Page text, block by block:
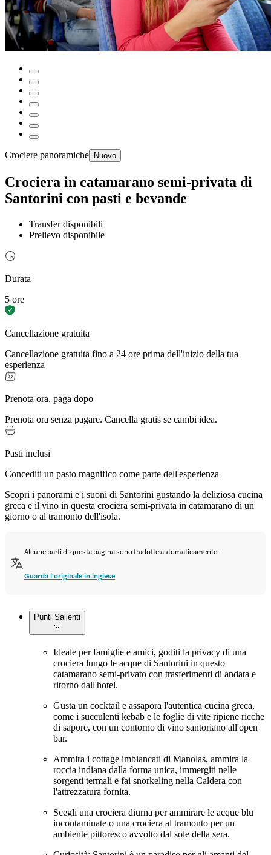
Crociere panoramiche Nuovo
Crociera in catamarano semi-privata di
Santorini con pasti e bevande
Transfer disponibili
Prelievo disponibile
Durata
5 ore
Cancellazione gratuita
Cancellazione gratuita fino a 24 ore prima dell'inizio della tua
esperienza
Prenota ora, paga dopo
Prenota ora senza pagare. Cancella gratis se cambi idea.
Pasti inclusi
Concediti un pasto magnifico come parte dell'esperienza
Scopri i panorami e i suoni di Santorini gustando la deliziosa cucina
greca e il vino in questa crociera semi-privata in catamarano di un
giorno o al tramonto dell'isola.
Alcune parti di questa pagina sono tradotte automaticamente.
Guarda l'originale in inglese
Punti Salienti
Ideale per famiglie e amici, goditi la privacy di una
crociera lungo le acque di Santorini in questo
catamarano semi-privato con trasferimenti di andata e
ritorno dall'hotel.
Gusta un cocktail e assapora l'autentica cucina greca,
come i succulenti kebab e le foglie di vite ripiene ricche
di sapore, con un contorno di vino santoriano all'open
bar.
Ammira i cottage imbiancati di Manolas, ammira la
roccia indiana dalla forma unica, immergiti nelle
sorgenti termali e fai snorkeling nella Caldera con
l'attrezzatura fornita.
Scegli una crociera diurna per ammirare le acque blu
incontaminate o una crociera al tramonto per un
ambiente pittoresco avvolto dal sole della sera.